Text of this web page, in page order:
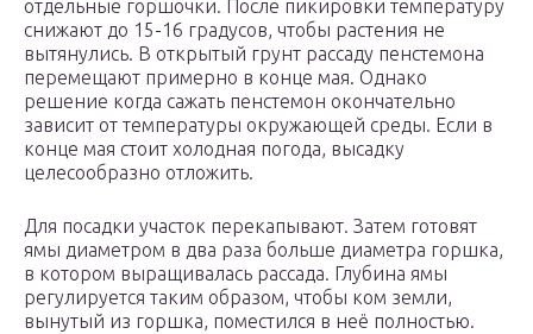
отдельные горшочки. После пикировки температуру
снижают до 15-16 градусов, чтобы растения не
вытянулись. В открытый грунт рассаду пенстемона
перемещают примерно в конце мая. Однако
решение когда сажать пенстемон окончательно
зависит от температуры окружающей среды. Если в
конце мая стоит холодная погода, высадку
целесообразно отложить.
Для посадки участок перекапывают. Затем готовят
ямы диаметром в два раза больше диаметра горшка,
в котором выращивалась рассада. Глубина ямы
регулируется таким образом, чтобы ком земли,
вынутый из горшка, поместился в неё полностью.